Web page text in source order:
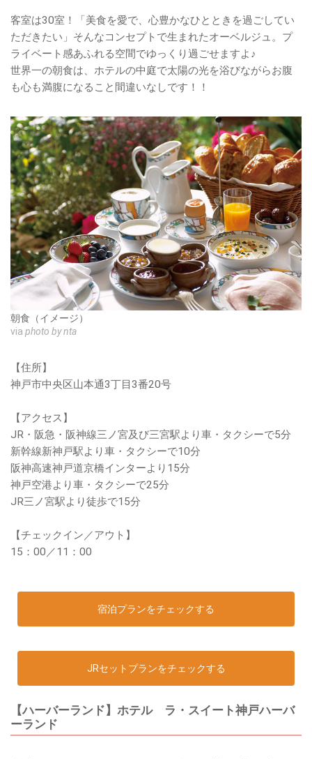
客室は30室！「美食を愛で、心豊かなひとときを過ごしてい
ただきたい」そんなコンセプトで生まれたオーベルジュ。プ
ライベート感あふれる空間でゆっくり過ごせますよ♪
世界一の朝食は、ホテルの中庭で太陽の光を浴びながらお腹
も心も満腹になること間違いなしです！！
朝食（イメージ）
via photo by nta
【住所】
神戸市中央区山本通3丁目3番20号
【アクセス】
JR・阪急・阪神線三ノ宮及び三宮駅より車・タクシーで5分
新幹線新神戸駅より車・タクシーで10分
阪神高速神戸道京橋インターより15分
神戸空港より車・タクシーで25分
JR三ノ宮駅より徒歩で15分
【チェックイン／アウト】
15：00／11：00
宿泊プランをチェックする
JRセットプランをチェックする
【ハーバーランド】ホテル ラ・スイート神戸ハーバ
ーランド